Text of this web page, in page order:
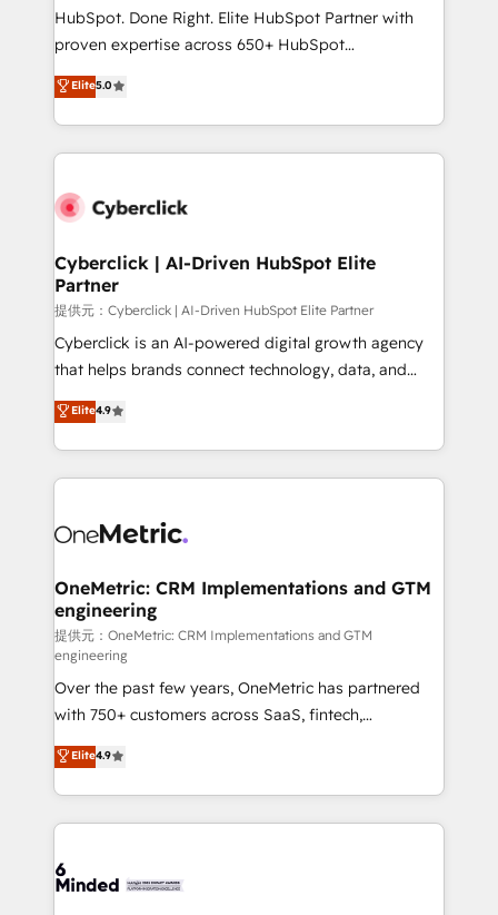
architecture, AI enablement, and strategic marketing,
delivered through our proprietary FLAIR framework
Partner and ISO 27001:2022 certified consultancy,
we blend strategy, creativity, and technology to help
HubSpot. Done Right. Elite HubSpot Partner with
proven expertise across 650+ HubSpot
implementations. With 12+ years of HubSpot
experience, we help you use the HubSpot platform
to its fullest capacity, improve your current HubSpot
website, or build your new one.
Elite5.0
Cyberclick | AI-Driven HubSpot Elite
Partner
提供元：Cyberclick | AI-Driven HubSpot Elite Partner
Cyberclick is an AI-powered digital growth agency
that helps brands connect technology, data, and
creativity to achieve measurable results. Founded in
Barcelona and operating across Spain, LATAM, and
the UK, we support global companies in building
smarter marketing, sales, and customer success
Iberia (Spain & Portugal), we combine human insight
growth. Our multidisciplinary team designs solutions
that simplify complexity, boost performance, and
turn innovation into real impact. 🌍 Highlights •
HubSpot Partner since 2012 • 2022 EMEA Impact
Award: Best Integration • 150+ successful HubSpot
projects • Clients in 30+ industries • Proprietary
technology for integrations • Multilingual team:
English, Spanish, Portuguese & Italian 👉 Grow
smarter with AI and HubSpot.
Elite4.9
OneMetric: CRM Implementations and GTM
engineering
提供元：OneMetric: CRM Implementations and GTM
engineering
Over the past few years, OneMetric has partnered
with 750+ customers across SaaS, fintech,
healthcare, real estate, and other industries. With
150+ HubSpot-certified experts, we deliver scalable
solutions to complex GTM and RevOps challenges.
Our Expertise 🔹 Onboarding & Implementation:
tailored to your GTM motion. 🔹 Migrations:
Elite4.9